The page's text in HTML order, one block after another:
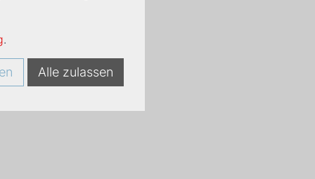
.
Alle zulassen